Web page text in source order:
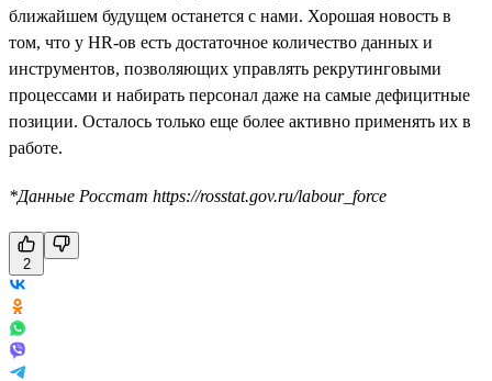
ближайшем будущем останется с нами. Хорошая новость в
том, что у HR-ов есть достаточное количество данных и
инструментов, позволяющих управлять рекрутинговыми
процессами и набирать персонал даже на самые дефицитные
позиции. Осталось только еще более активно применять их в
работе.
*Данные Росстат https://rosstat.gov.ru/labour_force
2